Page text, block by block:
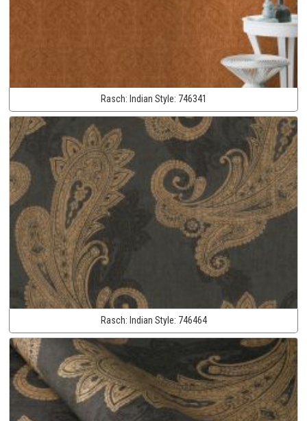
Rasch: Indian Style: 746341
Rasch: Indian Style: 746464